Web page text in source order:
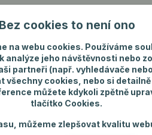
Nevíte si rady? Zavolejte.
Pánské šperky
Bez cookies to není ono
na webu cookies. Používáme
analýze jeho návštěvnosti nebo
partneři (např. vyhledávače
všechny cookies, nebo si
můžete kdykoli zpětně
tlačítko Cookies.
můžeme zlepšovat kvalitu